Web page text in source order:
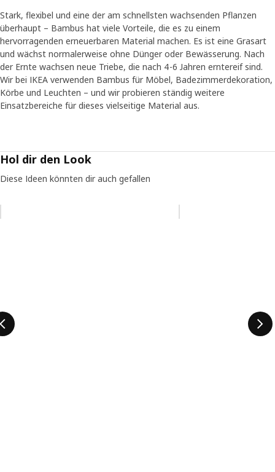
Stark, flexibel und eine der am schnellsten wachsenden Pflanzen
überhaupt – Bambus hat viele Vorteile, die es zu einem
hervorragenden erneuerbaren Material machen. Es ist eine Grasart
und wächst normalerweise ohne Dünger oder Bewässerung. Nach
der Ernte wachsen neue Triebe, die nach 4-6 Jahren erntereif sind.
Wir bei IKEA verwenden Bambus für Möbel, Badezimmerdekoration,
Körbe und Leuchten – und wir probieren ständig weitere
Einsatzbereiche für dieses vielseitige Material aus.
Hol dir den Look
Diese Ideen könnten dir auch gefallen